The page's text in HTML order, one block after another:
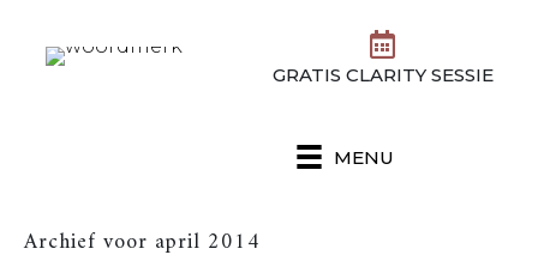
GRATIS CLARITY SESSIE
MENU
Archief voor april 2014